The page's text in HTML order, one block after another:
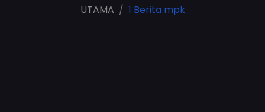
UTAMA 1 Berita mpk